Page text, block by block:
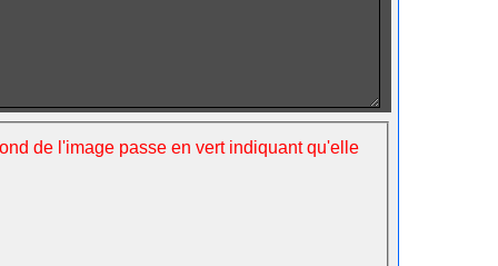
de l'image passe en vert indiquant qu'elle